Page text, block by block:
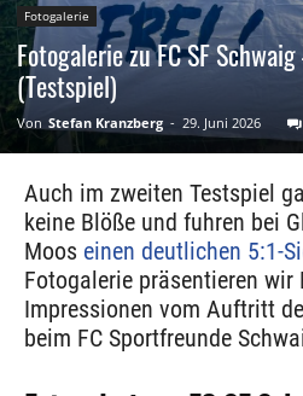
Fotogalerie
Fotogalerie zu FC SF
(Testspiel)
Von Stefan Kranzberg - 29. Juni 2026
Auch im zweiten Testspiel
keine Blöße und fuhren bei
Moos einen deutlichen 5:1-
Fotogalerie präsentieren wir
Impressionen vom Auftritt
beim FC Sportfreunde